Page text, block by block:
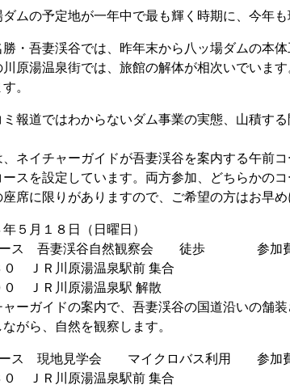
ムの予定地が一年中で最も輝く時期に、今年も
・吾妻渓谷では、昨年末から八ッ場ダムの本
原湯温泉街では、旅館の解体が相次いでいま
。
報道ではわからないダム事業の実態、山積す
ネイチャーガイドが吾妻渓谷を案内する午前
ースを設定しています。両方参加、どちらかの
席に限りがありますので、ご希望の方はお早め
年５月１８日（日曜日）
ース 吾妻渓谷自然観察会 徒歩 参加費３
０ ＪＲ川原湯温泉駅前 集合
０ ＪＲ川原湯温泉駅 解散
ーガイドの案内で、吾妻渓谷の国道沿いの舗
がら、自然を観察します。
ス 現地見学会 マイクロバス利用 参加費
０ ＪＲ川原湯温泉駅前 集合